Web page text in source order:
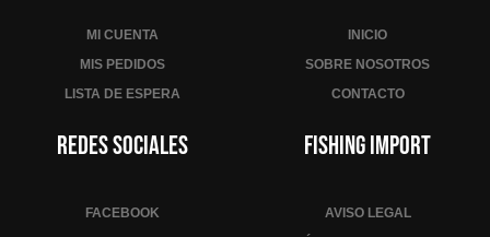
MI CUENTA
MIS PEDIDOS
LISTA DE ESPERA
INICIO
SOBRE NOSOTROS
CONTACTO
Redes sociales
FACEBOOK
Fishing Import
AVISO LEGAL